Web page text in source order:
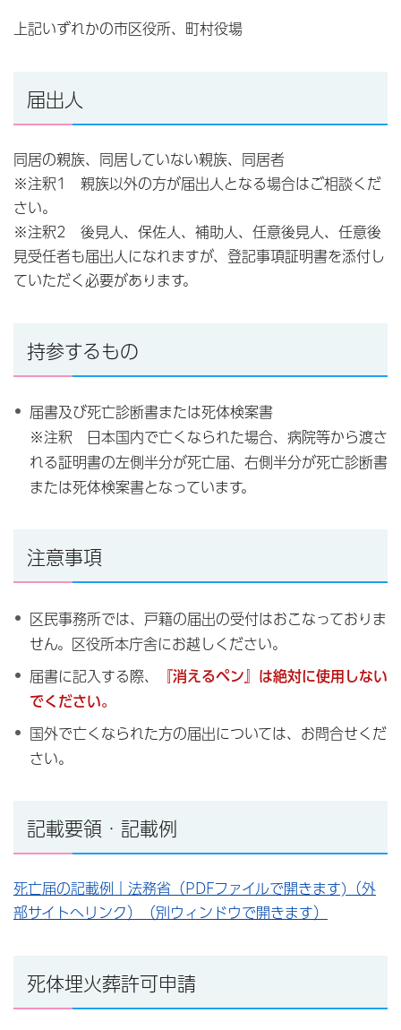
上記いずれかの市区役所、町村役場
届出人
同居の親族、同居していない親族、同居者
※注釈1 親族以外の方が届出人となる場合はご相談くだ
さい。
※注釈2 後見人、保佐人、補助人、任意後見人、任意後
見受任者も届出人になれますが、登記事項証明書を添付し
ていただく必要があります。
持参するもの
届書及び死亡診断書または死体検案書
※注釈 日本国内で亡くなられた場合、病院等から渡さ
れる証明書の左側半分が死亡届、右側半分が死亡診断書
または死体検案書となっています。
注意事項
区民事務所では、戸籍の届出の受付はおこなっておりま
せん。区役所本庁舎にお越しください。
届書に記入する際、
『消えるペン』は絶対に使用しない
でください。
国外で亡くなられた方の届出については、お問合せくだ
さい。
記載要領・記載例
死亡届の記載例｜法務省（PDFファイルで開きます)（外
部サイトへリンク）（別ウィンドウで開きます）
死体埋火葬許可申請